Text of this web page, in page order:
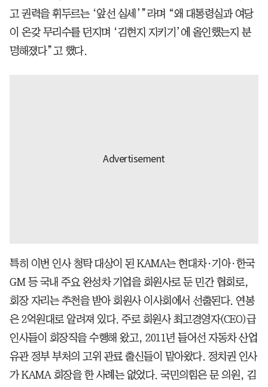
고 권력을 휘두르는 ‘앞선 실세’”라며 “왜 대통령실과 여당
이 온갖 무리수를 던지며 ‘김현지 지키기’에 올인했는지 분
명해졌다”고 했다.
특히 이번 인사 청탁 대상이 된 KAMA는 현대차·기아·한국
GM 등 국내 주요 완성차 기업을 회원사로 둔 민간 협회로,
회장 자리는 추천을 받아 회원사 이사회에서 선출된다. 연봉
은 2억원대로 알려져 있다. 주로 회원사 최고경영자(CEO)급
인사들이 회장직을 수행해 왔고, 2011년 들어선 자동차 산업
유관 정부 부처의 고위 관료 출신들이 맡아왔다. 정치권 인사
가 KAMA 회장을 한 사례는 없었다. 국민의힘은 문 의원, 김